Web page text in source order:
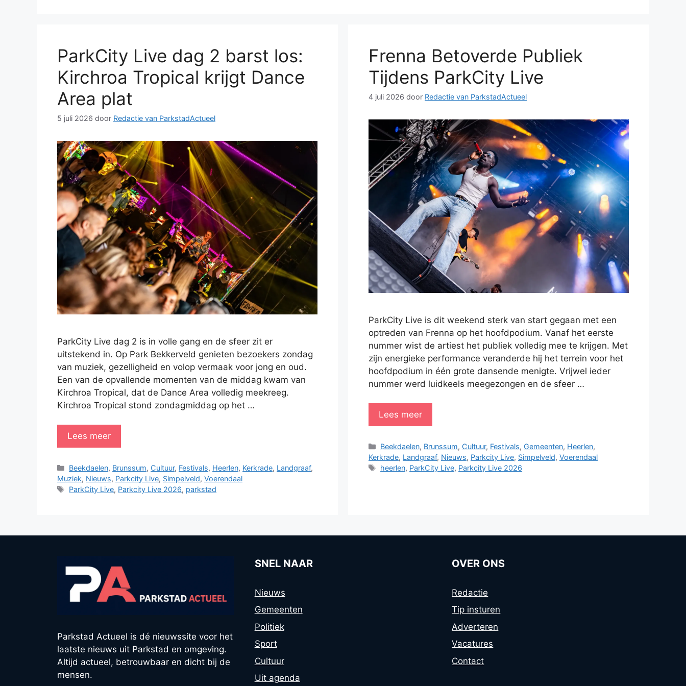
ParkCity Live dag 2 barst los:
Kirchroa Tropical krijgt Dance
Area plat
5 juli 2026 door Redactie van ParkstadActueel
ParkCity Live dag 2 is in volle gang en de sfeer zit er
uitstekend in. Op Park Bekkerveld genieten bezoekers zondag
van muziek, gezelligheid en volop vermaak voor jong en oud.
Een van de opvallende momenten van de middag kwam van
Kirchroa Tropical, dat de Dance Area volledig meekreeg.
Kirchroa Tropical stond zondagmiddag op het …
Lees meer
Categorieën
Beekdaelen, Brunssum, Cultuur, Festivals, Heerlen, Kerkrade, Landgraaf,
Muziek, Nieuws, Parkcity Live, Simpelveld, Voerendaal
Tags
ParkCity Live, Parkcity Live 2026, parkstad
Frenna Betoverde Publiek
Tijdens ParkCity Live
4 juli 2026 door Redactie van ParkstadActueel
ParkCity Live is dit weekend sterk van start gegaan met een
optreden van Frenna op het hoofdpodium. Vanaf het eerste
nummer wist de artiest het publiek volledig mee te krijgen. Met
zijn energieke performance veranderde hij het terrein voor het
hoofdpodium in één grote dansende menigte. Vrijwel ieder
nummer werd luidkeels meegezongen en de sfeer …
Lees meer
Categorieën
Beekdaelen, Brunssum, Cultuur, Festivals, Gemeenten, Heerlen,
Kerkrade, Landgraaf, Nieuws, Parkcity Live, Simpelveld, Voerendaal
Tags
heerlen, ParkCity Live, Parkcity Live 2026
Parkstad Actueel is dé nieuwssite voor het
laatste nieuws uit Parkstad en omgeving.
Altijd actueel, betrouwbaar en dicht bij de
mensen.
SNEL NAAR
Nieuws
Gemeenten
Politiek
Sport
Cultuur
Uit agenda
OVER ONS
Redactie
Tip insturen
Adverteren
Vacatures
Contact